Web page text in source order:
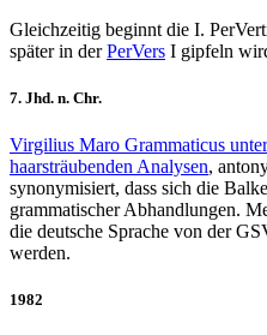
Gleichzeitig beginnt die I.
später in derPerVers I gipfeln
7. Jhd. n. Chr.
Virgilius Maro Grammaticus
haarsträubenden Analysen,
synonymisiert, dass sich die
grammatischer Abhandlungen.
die deutsche Sprache von der
werden.
1982